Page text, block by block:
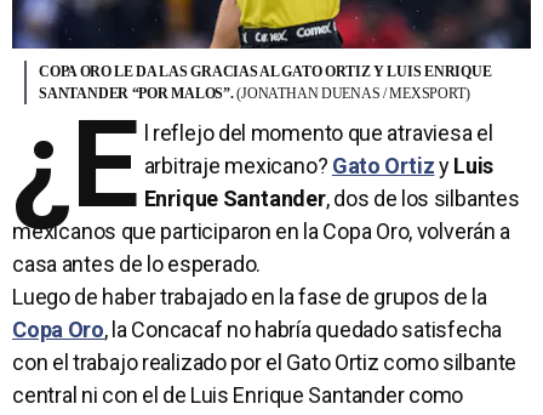
COPA ORO LE DA LAS GRACIAS AL GATO ORTIZ Y LUIS ENRIQUE
SANTANDER “POR MALOS”.(JONATHAN DUENAS / MEXSPORT)
¿E
l reflejo del momento que atraviesa el
arbitraje mexicano? Gato OrtizyLuis
Enrique Santander, dos de los silbantes
mexicanos que participaron en la Copa Oro, volverán a
casa antes de lo esperado.
Luego de haber trabajado en la fase de grupos de la
Copa Oro, la Concacaf no habría quedado satisfecha
con el trabajo realizado por el Gato Ortiz como silbante
central ni con el de Luis Enrique Santander como